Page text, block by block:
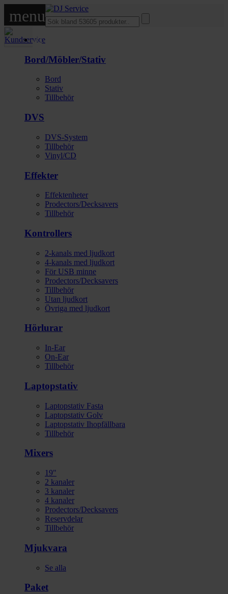
menu
DJ
Bord/Möbler/Stativ
Bord
Stativ
Tillbehör
DVS
DVS-System
Tillbehör
Vinyl/CD
Effekter
Effektenheter
Prodectors/Decksavers
Tillbehör
Kontrollers
2-kanals med ljudkort
4-kanals med ljudkort
För USB minne
Prodectors/Decksavers
Tillbehör
Utan ljudkort
Övriga med ljudkort
Hörlurar
In-Ear
On-Ear
Tillbehör
Laptopstativ
Laptopstativ Fasta
Laptopstativ Golv
Laptopstativ Ihopfällbara
Tillbehör
Mixers
19"
2 kanaler
3 kanaler
4 kanaler
Prodectors/Decksavers
Reservdelar
Tillbehör
Mjukvara
Se alla
Paket